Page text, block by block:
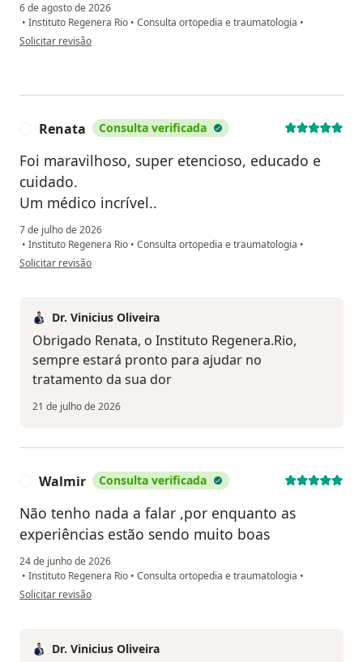
6 de agosto de 2026
• Instituto Regenera Rio • Consulta ortopedia e traumatologia •
na opinião do utilizador M.S.
Solicitar revisão
Renata Consulta verificada
Foi maravilhoso, super etencioso, educado e
cuidado.
Um médico incrível..
7 de julho de 2026
• Instituto Regenera Rio • Consulta ortopedia e traumatologia •
na opinião do utilizador Renata
Solicitar revisão
Dr. Vinicius Oliveira
Obrigado Renata, o Instituto Regenera.Rio,
sempre estará pronto para ajudar no
tratamento da sua dor
21 de julho de 2026
Walmir Consulta verificada
Não tenho nada a falar ,por enquanto as
experiências estão sendo muito boas
24 de junho de 2026
• Instituto Regenera Rio • Consulta ortopedia e traumatologia •
na opinião do utilizador Walmir
Solicitar revisão
Dr. Vinicius Oliveira